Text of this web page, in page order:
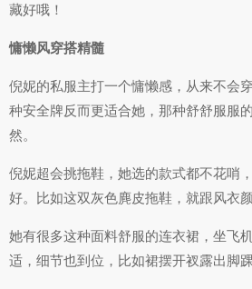
藏好哦！
慵懒风穿搭精髓
倪妮的私服主打一个慵懒感，从来不会
种安全牌反而更适合她，那种舒舒服服
然。
倪妮超会挑拖鞋，她选的款式都不花哨
好。比如这双灰色麂皮拖鞋，就跟风衣
她有很多这种面料舒服的连衣裙，坐飞
适，细节也到位，比如裙摆开衩露出脚